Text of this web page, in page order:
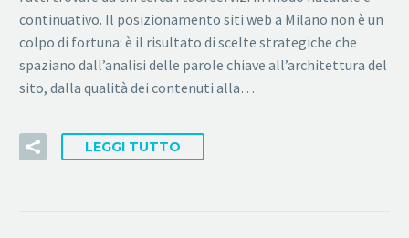
continuativo. Il posizionamento siti web a Milano non è un
colpo di fortuna: è il risultato di scelte strategiche che
spaziano dall’analisi delle parole chiave all’architettura del
sito, dalla qualità dei contenuti alla…
LEGGI TUTTO